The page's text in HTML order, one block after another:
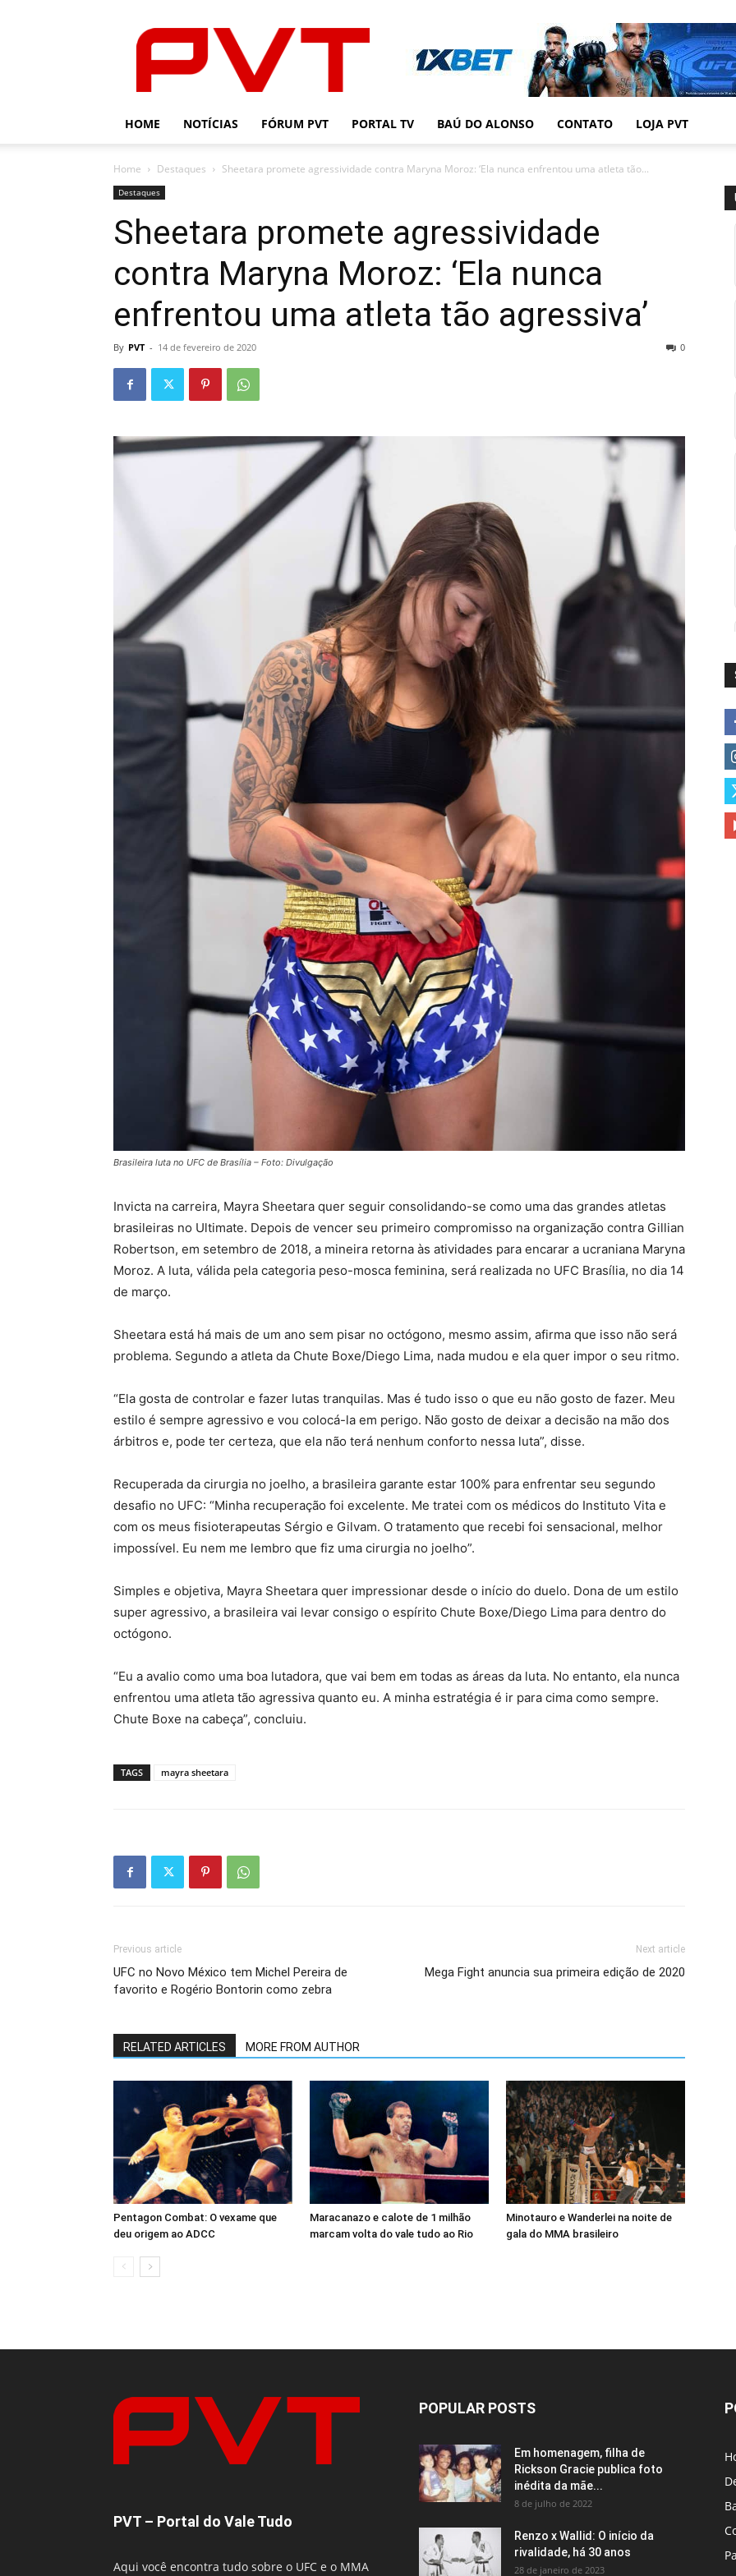
HOME NOTÍCIAS FÓRUM PVT PORTAL TV BAÚ DO ALONSO CONTATO LOJA PVT
Home Destaques Sheetara promete agressividade contra Maryna Moroz: ‘Ela nunca enfrentou uma atleta tão...
Destaques
Sheetara promete agressividade
contra Maryna Moroz: ‘Ela nunca
enfrentou uma atleta tão agressiva’
By PVT - 14 de fevereiro de 2020 0
Brasileira luta no UFC de Brasília – Foto: Divulgação
Invicta na carreira, Mayra Sheetara quer seguir consolidando-se como uma das grandes atletas
brasileiras no Ultimate. Depois de vencer seu primeiro compromisso na organização contra Gillian
Robertson, em setembro de 2018, a mineira retorna às atividades para encarar a ucraniana Maryna
Moroz. A luta, válida pela categoria peso-mosca feminina, será realizada no UFC Brasília, no dia 14
de março.
Sheetara está há mais de um ano sem pisar no octógono, mesmo assim, afirma que isso não será
problema. Segundo a atleta da Chute Boxe/Diego Lima, nada mudou e ela quer impor o seu ritmo.
“Ela gosta de controlar e fazer lutas tranquilas. Mas é tudo isso o que eu não gosto de fazer. Meu
estilo é sempre agressivo e vou colocá-la em perigo. Não gosto de deixar a decisão na mão dos
árbitros e, pode ter certeza, que ela não terá nenhum conforto nessa luta”, disse.
Recuperada da cirurgia no joelho, a brasileira garante estar 100% para enfrentar seu segundo
desafio no UFC: “Minha recuperação foi excelente. Me tratei com os médicos do Instituto Vita e
com os meus fisioterapeutas Sérgio e Gilvam. O tratamento que recebi foi sensacional, melhor
impossível. Eu nem me lembro que fiz uma cirurgia no joelho”.
Simples e objetiva, Mayra Sheetara quer impressionar desde o início do duelo. Dona de um estilo
super agressivo, a brasileira vai levar consigo o espírito Chute Boxe/Diego Lima para dentro do
octógono.
“Eu a avalio como uma boa lutadora, que vai bem em todas as áreas da luta. No entanto, ela nunca
enfrentou uma atleta tão agressiva quanto eu. A minha estratégia é ir para cima como sempre.
Chute Boxe na cabeça”, concluiu.
TAGS mayra sheetara
Previous article
UFC no Novo México tem Michel Pereira de
favorito e Rogério Bontorin como zebra
Next article
Mega Fight anuncia sua primeira edição de 2020
RELATED ARTICLES MORE FROM AUTHOR
Pentagon Combat: O vexame que
deu origem ao ADCC
Maracanazo e calote de 1 milhão
marcam volta do vale tudo ao Rio
Minotauro e Wanderlei na noite de
gala do MMA brasileiro
PVT – Portal do Vale Tudo
Aqui você encontra tudo sobre o UFC e o MMA
POPULAR POSTS
Em homenagem, filha de
Rickson Gracie publica foto
inédita da mãe...
8 de julho de 2022
Renzo x Wallid: O início da
rivalidade, há 30 anos
28 de janeiro de 2023